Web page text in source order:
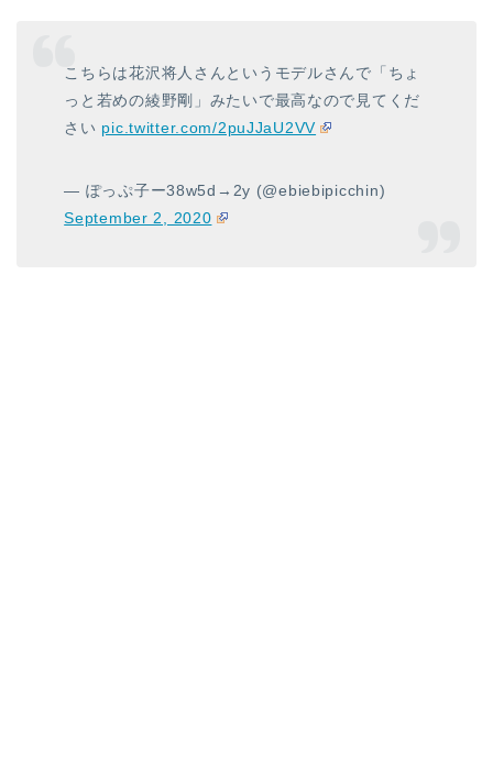
こちらは花沢将人さんというモデルさんで「ちょ
っと若めの綾野剛」みたいで最高なので見てくだ
さい pic.twitter.com/2puJJaU2VV
— ぽっぷ子ー38w5d→2y (@ebiebipicchin)
September 2, 2020